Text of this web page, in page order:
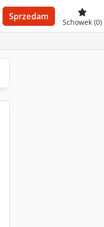
Sprzedam
Schowek (0)